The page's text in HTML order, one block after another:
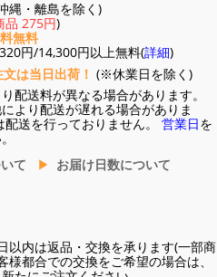
縄・離島を除く)
品 275円)
無料
円/14,300円以上無料(詳細)
は当日出荷！ (※休業日を除く)
配送料が異なる場合があります。
より配送が遅れる場合がありま
送を行っておりません。 営業日を
て
お届け日数について
以内は返品・交換を承ります(一部商
様都合での交換をご希望の場合は、